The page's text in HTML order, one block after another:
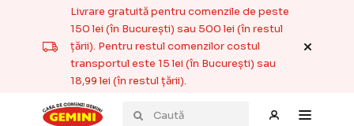
Livrare gratuită pentru comenzile de peste
150 lei (în București) sau 500 lei (în restul
țării). Pentru restul comenzilor costul
transportul este 15 lei (în București) sau
18,99 lei (în restul țării).